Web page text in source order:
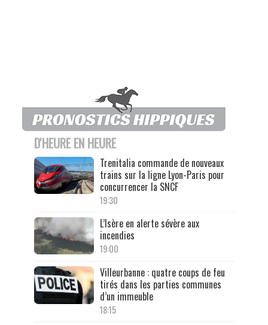
D'HEURE EN HEURE
Trenitalia commande de nouveaux
trains sur la ligne Lyon-Paris pour
concurrencer la SNCF
19:30
L’Isère en alerte sévère aux
incendies
19:00
Villeurbanne : quatre coups de feu
tirés dans les parties communes
d’un immeuble
18:15